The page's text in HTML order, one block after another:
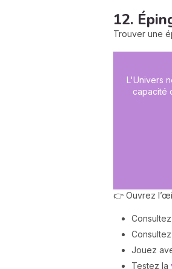
12.
Trouver une
L'Univers
capacité
👉 Ouvrez
Jouez
Testez la